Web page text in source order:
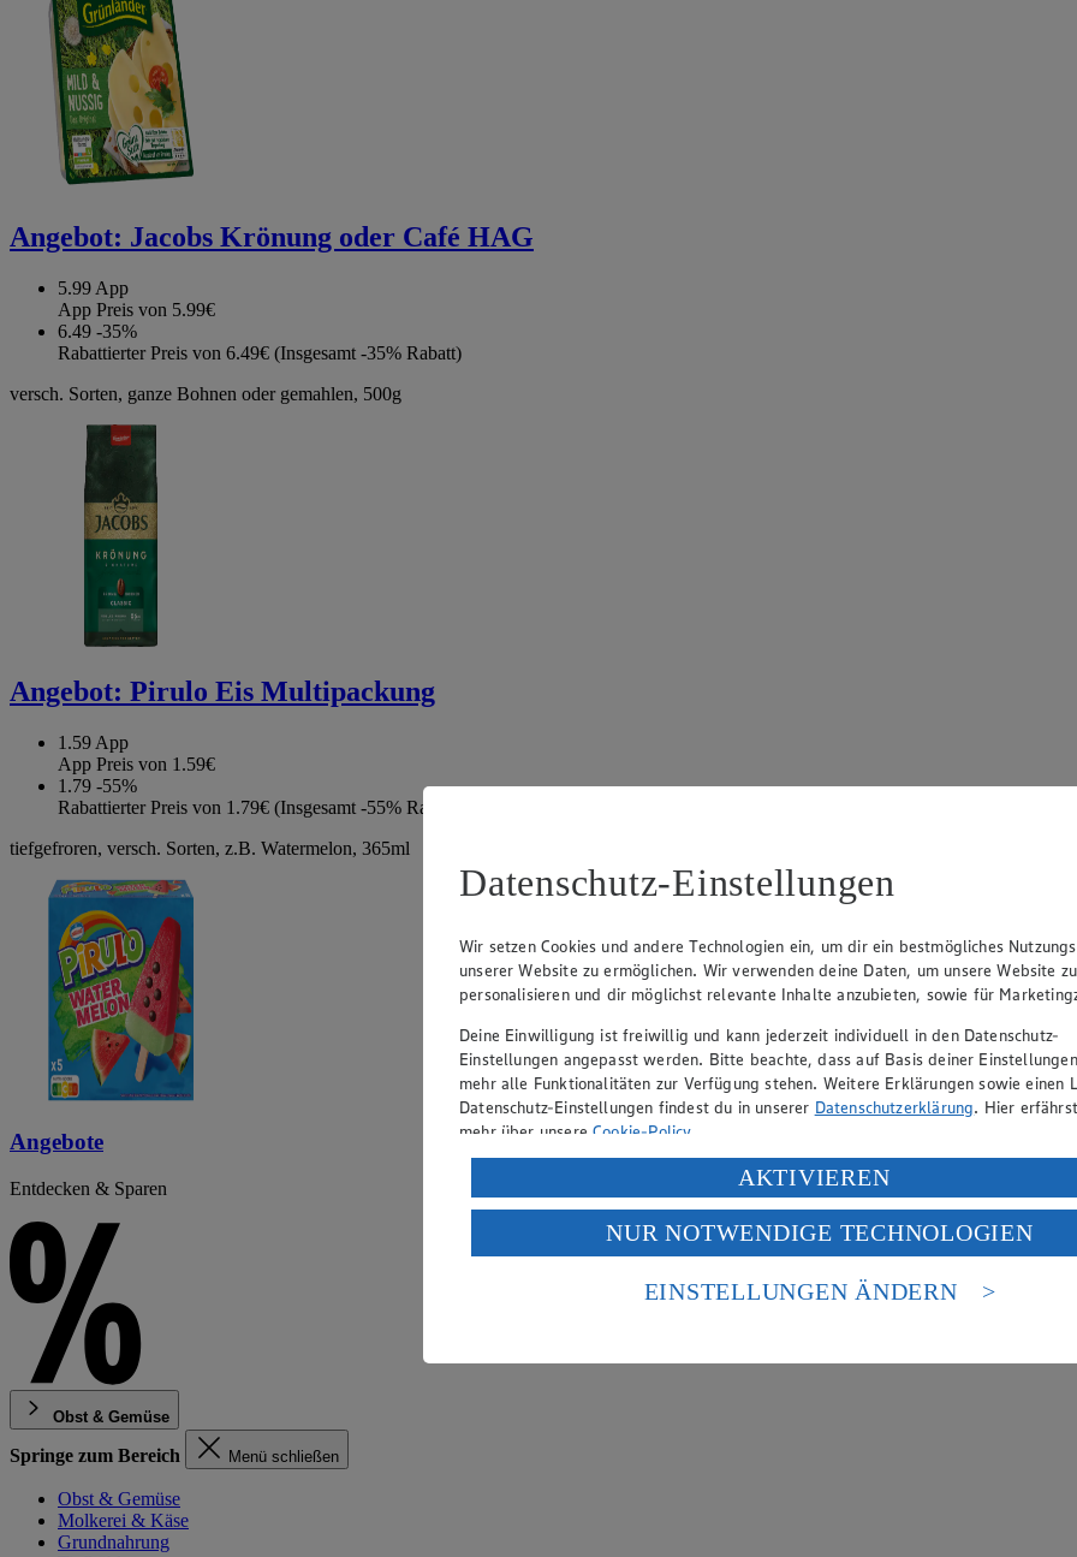
Angebot: Jacobs Krönung oder Café HAG
5.99 App
App Preis von 5.99€
6.49 -35%
Rabattierter Preis von 6.49€ (Insgesamt -35% Rabatt)
versch. Sorten, ganze Bohnen oder gemahlen, 500g
Angebot: Pirulo Eis Multipackung
1.59 App
App Preis von 1.59€
1.79 -55%
Rabattierter Preis von 1.79€ (Insgesamt -55% Rabatt)
tiefgefroren, versch. Sorten, z.B. Watermelon, 365ml
Angebote
Entdecken & Sparen
Obst & Gemüse
Springe zum Bereich Menü schließen
Obst & Gemüse
Molkerei & Käse
Grundnahrung
Datenschutz-Einstellungen
Wir setzen Cookies und andere Technologien ein, um dir ein bestmögliches
unserer Website zu ermöglichen. Wir verwenden deine Daten, um unsere Website zu
personalisieren und dir möglichst relevante Inhalte anzubieten, sowie für
Deine Einwilligung ist freiwillig und kann jederzeit individuell in den Datenschutz-
Einstellungen angepasst werden. Bitte beachte, dass auf Basis deiner
mehr alle Funktionalitäten zur Verfügung stehen. Weitere Erklärungen sowie einen
Datenschutz-Einstellungen findest du in unserer Datenschutzerklärung. Hier
mehr über unsereCookie-Policy.
Verarbeitung deiner personenbezogenen Daten in den USA durch Facebook und
Wenn du auf „Aktivieren“ klickst, willigst du im Sinne des Art. 49 Abs. 1 Satz 1 lit.
ein, dass deine Daten in den USA verarbeitet werden. Der EuGH sieht die USA als
einem nach europäischen Standards nicht angemessenen Datenschutzniveau an. Es
Risiko eines Zugriffs durch US-amerikanische Behörden.
AKTIVIEREN
NUR NOTWENDIGE TECHNOLOGIEN
EINSTELLUNGEN ÄNDERN